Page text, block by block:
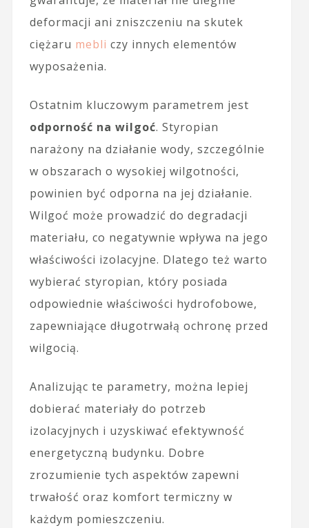
deformacji ani zniszczeniu na skutek
ciężaru mebli czy innych elementów
wyposażenia.
Ostatnim kluczowym parametrem jest
odporność na wilgoć. Styropian
narażony na działanie wody, szczególnie
w obszarach o wysokiej wilgotności,
powinien być odporna na jej działanie.
Wilgoć może prowadzić do degradacji
materiału, co negatywnie wpływa na jego
właściwości izolacyjne. Dlatego też warto
wybierać styropian, który posiada
odpowiednie właściwości hydrofobowe,
zapewniające długotrwałą ochronę przed
wilgocią.
Analizując te parametry, można lepiej
dobierać materiały do potrzeb
izolacyjnych i uzyskiwać efektywność
energetyczną budynku. Dobre
zrozumienie tych aspektów zapewni
trwałość oraz komfort termiczny w
każdym pomieszczeniu.